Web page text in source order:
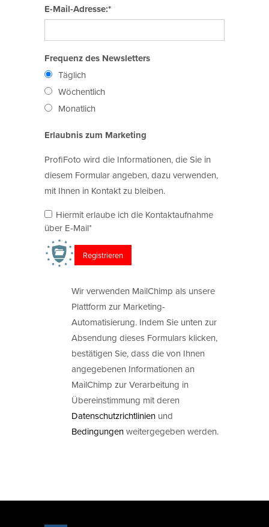
E-Mail-Adresse:*
Frequenz des Newsletters
Täglich
Wöchentlich
Monatlich
Erlaubnis zum Marketing
ProfiFoto wird die Informationen, die Sie in
diesem Formular angeben, dazu verwenden,
mit Ihnen in Kontakt zu bleiben.
Hiermit erlaube ich die Kontaktaufnahme
über E-Mail*
Wir verwenden MailChimp als unsere
Plattform zur Marketing-
Automatisierung. Indem Sie unten zur
Absendung dieses Formulars klicken,
bestätigen Sie, dass die von Ihnen
angegebenen Informationen an
MailChimp zur Verarbeitung in
Übereinstimmung mit deren
Datenschutzrichtlinien und
Bedingungenweitergegeben werden.